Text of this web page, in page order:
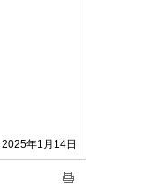
2025年1月14日